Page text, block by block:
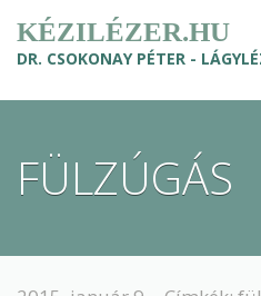
KÉZILÉZER.HU
DR. CSOKONAY PÉTER -
FÜLZÚGÁS